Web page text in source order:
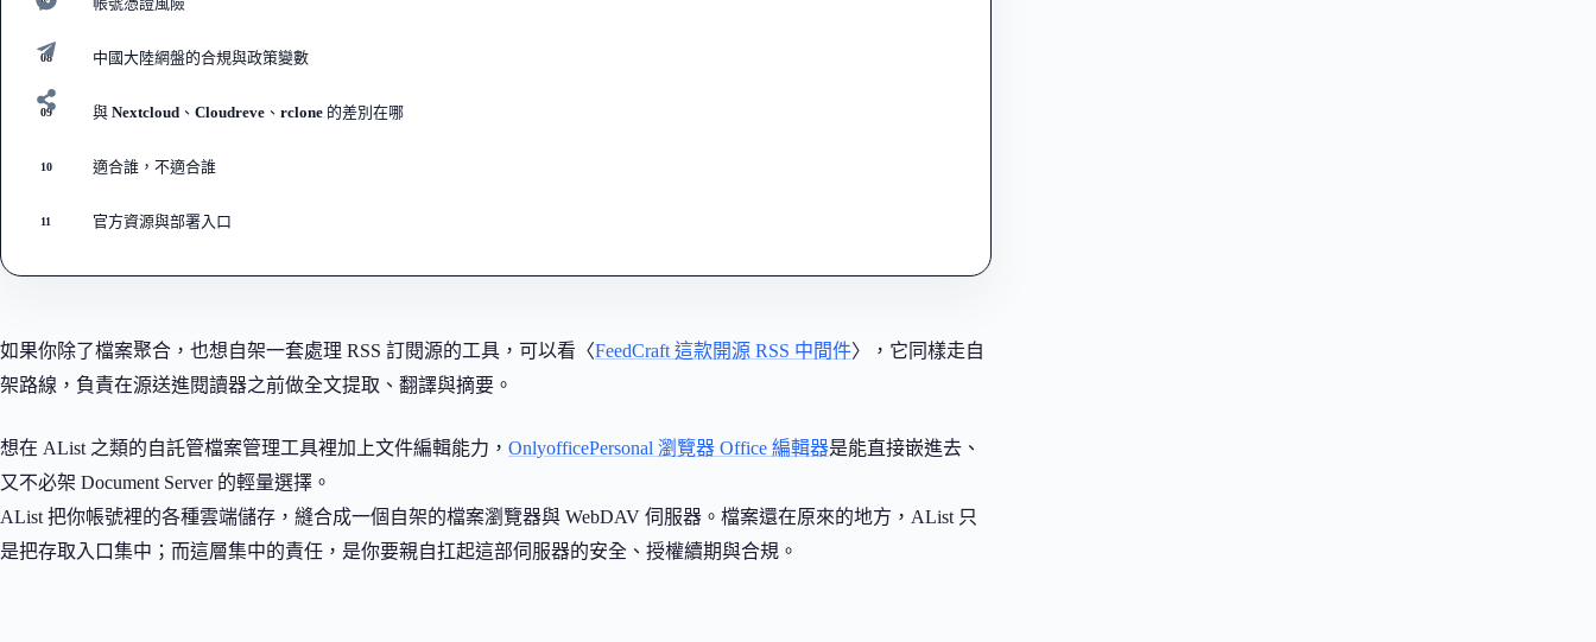
08 中國大陸網盤的合規與政策變數
09 與 Nextcloud、Cloudreve、rclone 的差別在哪
10 適合誰，不適合誰
11 官方資源與部署入口
如果你除了檔案聚合，也想自架一套處理 RSS 訂閱源的工具，可以看〈FeedCraft 這款開源 RSS 中間件〉，它同樣走自
架路線，負責在源送進閱讀器之前做全文提取、翻譯與摘要。
想在 AList 之類的自託管檔案管理工具裡加上文件編輯能力， OnlyofficePersonal 瀏覽器 Office 編輯器是能直接嵌進去、
又不必架 Document Server 的輕量選擇。
AList 把你帳號裡的各種雲端儲存，縫合成一個自架的檔案瀏覽器與 WebDAV 伺服器。檔案還在原來的地方，AList 只
是把存取入口集中；而這層集中的責任，是你要親自扛起這部伺服器的安全、授權續期與合規。